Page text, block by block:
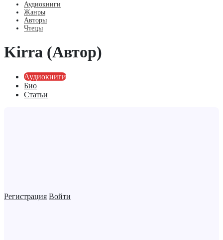
Регистрация Войти
Аудиокниги
Жанры
Авторы
Чтецы
Kirra (Автор)
Аудиокниги
Био
Статьи